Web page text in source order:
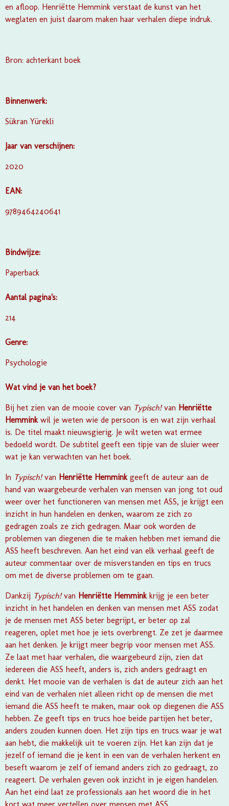
en afloop. Henriëtte Hemmink verstaat de kunst van het
weglaten en juist daarom maken haar verhalen diepe indruk.
Bron: achterkant boek
Binnenwerk:
Sükran Yürekli
Jaar van verschijnen:
2020
EAN:
9789464240641
Bindwijze:
Paperback
Aantal pagina's:
214
Genre:
Psychologie
Wat vind je van het boek?
Bij het zien van de mooie cover van Typisch!van Henriëtte
Hemmink wil je weten wie de persoon is en wat zijn verhaal
is. De titel maakt nieuwsgierig. Je wilt weten wat ermee
bedoeld wordt. De subtitel geeft een tipje van de sluier weer
wat je kan verwachten van het boek.
In Typisch! van Henriëtte Hemmink geeft de auteur aan de
hand van waargebeurde verhalen van mensen van jong tot oud
weer over het functioneren van mensen met ASS, je krijgt een
inzicht in hun handelen en denken, waarom ze zich zo
gedragen zoals ze zich gedragen. Maar ook worden de
problemen van diegenen die te maken hebben met iemand die
ASS heeft beschreven. Aan het eind van elk verhaal geeft de
auteur commentaar over de misverstanden en tips en trucs
om met de diverse problemen om te gaan.
Dankzij Typisch!van Henriëtte Hemmink krijg je een beter
inzicht in het handelen en denken van mensen met ASS zodat
je de mensen met ASS beter begrijpt, er beter op zal
reageren, oplet met hoe je iets overbrengt. Ze zet je daarmee
aan het denken. Je krijgt meer begrip voor mensen met ASS.
Ze laat met haar verhalen, die waargebeurd zijn, zien dat
iedereen die ASS heeft, anders is, zich anders gedraagt en
denkt. Het mooie van de verhalen is dat de auteur zich aan het
eind van de verhalen niet alleen richt op de mensen die met
iemand die ASS heeft te maken, maar ook op diegenen die ASS
hebben. Ze geeft tips en trucs hoe beide partijen het beter,
anders zouden kunnen doen. Het zijn tips en trucs waar je wat
aan hebt, die makkelijk uit te voeren zijn. Het kan zijn dat je
jezelf of iemand die je kent in een van de verhalen herkent en
beseft waarom je zelf of iemand anders zich zo gedraagt, zo
reageert. De verhalen geven ook inzicht in je eigen handelen.
Aan het eind laat ze professionals aan het woord die in het